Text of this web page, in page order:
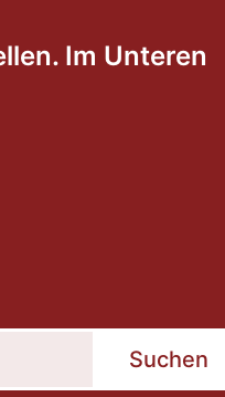
Im Unteren
Suchen